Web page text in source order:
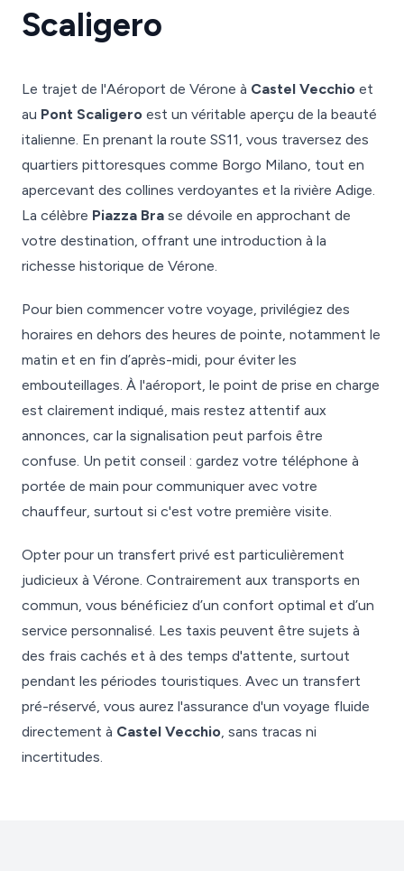
Scaligero
Le trajet de l'Aéroport de Vérone à Castel Vecchio et
au Pont Scaligero est un véritable aperçu de la beauté
italienne. En prenant la route SS11, vous traversez des
quartiers pittoresques comme Borgo Milano, tout en
apercevant des collines verdoyantes et la rivière Adige.
La célèbre Piazza Bra se dévoile en approchant de
votre destination, offrant une introduction à la
richesse historique de Vérone.
Pour bien commencer votre voyage, privilégiez des
horaires en dehors des heures de pointe, notamment le
matin et en fin d’après-midi, pour éviter les
embouteillages. À l'aéroport, le point de prise en charge
est clairement indiqué, mais restez attentif aux
annonces, car la signalisation peut parfois être
confuse. Un petit conseil : gardez votre téléphone à
portée de main pour communiquer avec votre
chauffeur, surtout si c'est votre première visite.
Opter pour un transfert privé est particulièrement
judicieux à Vérone. Contrairement aux transports en
commun, vous bénéficiez d’un confort optimal et d’un
service personnalisé. Les taxis peuvent être sujets à
des frais cachés et à des temps d'attente, surtout
pendant les périodes touristiques. Avec un transfert
pré-réservé, vous aurez l'assurance d'un voyage fluide
directement à Castel Vecchio, sans tracas ni
incertitudes.